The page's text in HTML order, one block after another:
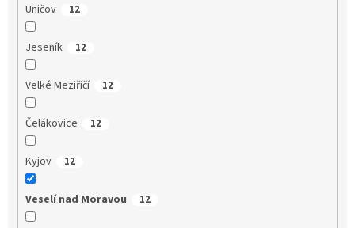
Uničov 12
Jeseník 12
Velké Meziříčí 12
Čelákovice 12
Kyjov 12
Veselí nad Moravou 12